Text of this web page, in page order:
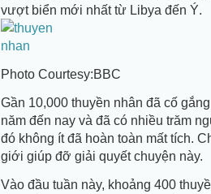
vượt biển mới nhất từ Libya đến Ý.
Photo Courtesy:BBC
Gần 10,000 thuyền nhân đã cố
năm đến nay và đã có nhiều trăm
đó không ít đã hoàn toàn mất tích.
giới giúp đỡ giải quyết chuyện này.
Vào đầu tuần này, khoảng 400